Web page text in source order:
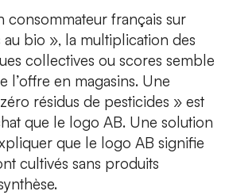
consommateur français sur
bio », la multiplication des
collectives ou scores semble
l’offre en magasins. Une
résidus de pesticides » est
que le logo AB. Une solution
que le logo AB signifie
cultivés sans produits